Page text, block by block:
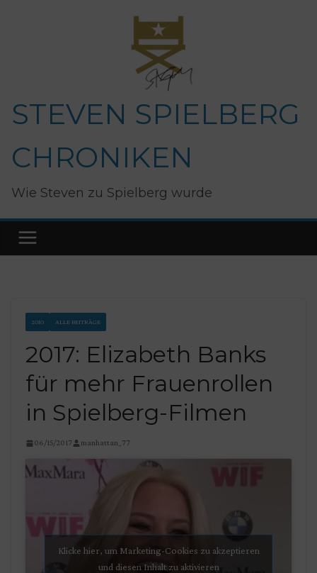
STEVEN SPIELBERG
CHRONIKEN
Wie Steven zu Spielberg wurde
2010 ALLE BEITRÄGE
2017: Elizabeth Banks
für mehr Frauenrollen
in Spielberg-Filmen
06/15/2017 manhattan_77
Klicke hier, um Marketing-Cookies zu akzeptieren
und diesen Inhalt zu aktivieren